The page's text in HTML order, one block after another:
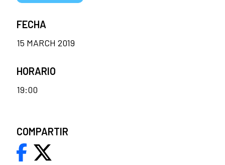
FECHA
15 MARCH 2019
HORARIO
19:00
COMPARTIR